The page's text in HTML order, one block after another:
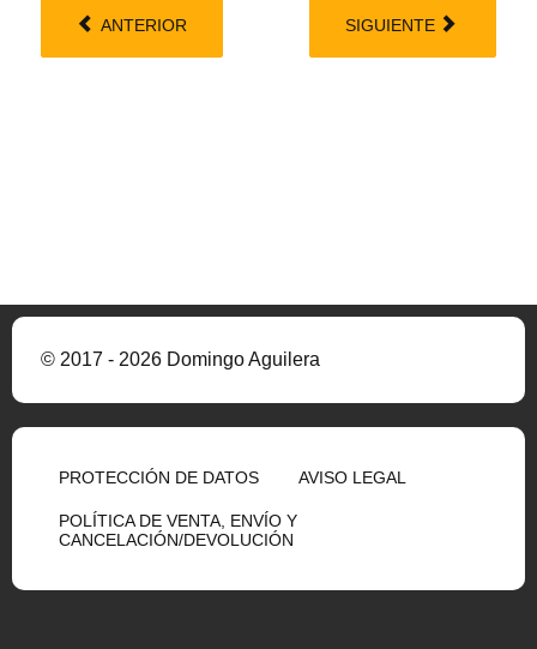
ANTERIOR SIGUIENTE
© 2017 - 2026 Domingo Aguilera
PROTECCIÓN DE DATOS AVISO LEGAL
POLÍTICA DE VENTA, ENVÍO Y
CANCELACIÓN/DEVOLUCIÓN